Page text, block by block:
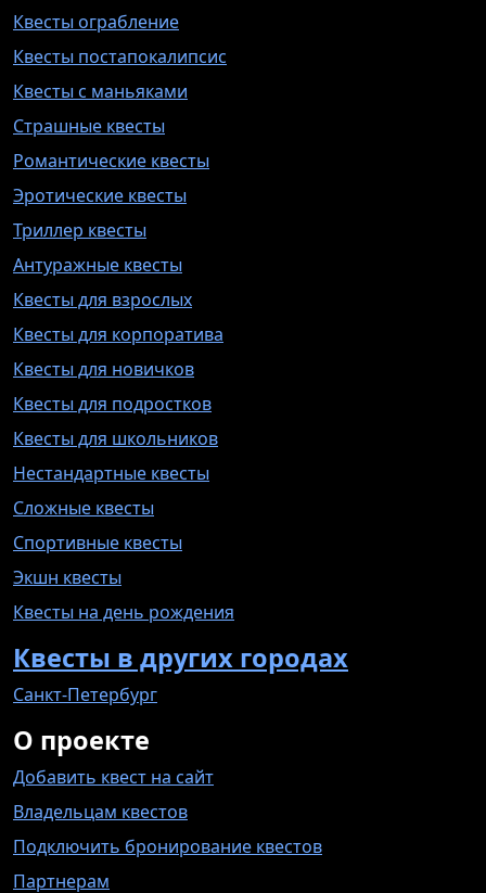
Квесты ограбление
Квесты постапокалипсис
Квесты с маньяками
Страшные квесты
Романтические квесты
Эротические квесты
Триллер квесты
Антуражные квесты
Квесты для взрослых
Квесты для корпоратива
Квесты для новичков
Квесты для подростков
Квесты для школьников
Нестандартные квесты
Сложные квесты
Спортивные квесты
Экшн квесты
Квесты на день рождения
Квесты в других городах
Санкт-Петербург
О проекте
Добавить квест на сайт
Владельцам квестов
Подключить бронирование квестов
Партнерам